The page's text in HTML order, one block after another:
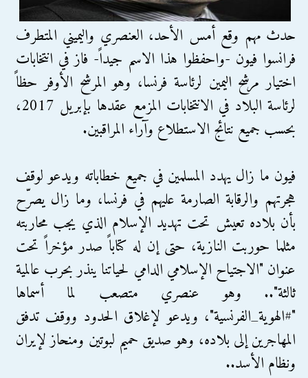
حدث مهم وقع أمس الأحد، العنصري واليميني المتطرف
فرانسوا فيون -واحفظوا هذا الاسم جيداً- فاز في انتخابات
اختيار مرشح اليمين لرئاسة فرنسا، وهو المرشح الأوفر حظاً
لرئاسة البلاد في الانتخابات المزمع عقدها بإبريل 2017،
بحسب جميع نتائج الاستطلاع وآراء المراقبين.
فيون ما زال يهدد المسلمين في جميع خطاباته ويدعو لوقف
هجرتهم والرقابة الصارمة عليهم في فرنسا، وما زال يصرّح
بأن بلاده تعيش تحت تهديد الإسلام الذي يجب محاربته
مثلما حوربت النازية، حتى إن له كتاباً صدر مؤخراً تحت
عنوان "الاجتياح الإسلامي الدامي لحياتنا ينذر بحرب عالمية
ثالثة".. وهو عنصري متصعب لما أسماها
"#الهوية_الفرنسية"، ويدعو لإغلاق الحدود ووقف تدفق
المهاجرين إلى بلاده، وهو صديق حميم لبوتين ومنحاز لإيران
ونظام الأسد..